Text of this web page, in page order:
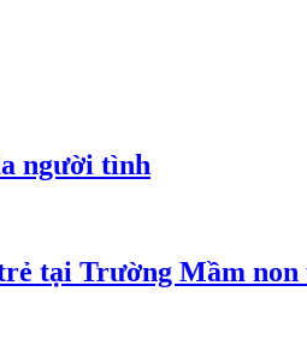
người tình
tại Trường Mầm